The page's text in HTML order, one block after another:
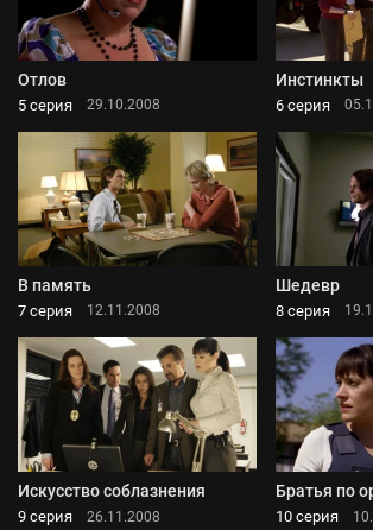
Отлов
5 серия 29.10.2008
Инстинкты
6 серия
В память
7 серия 12.11.2008
Шедевр
8 серия
Искусство соблазнения
9 серия 26.11.2008
Братья по
10 серия